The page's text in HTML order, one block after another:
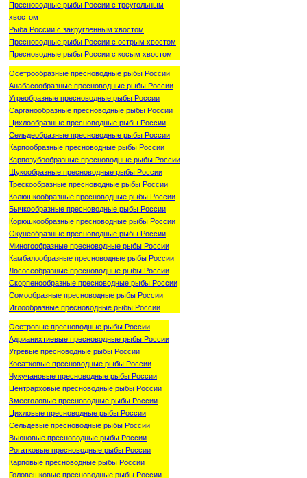
Пресноводные рыбы России с треугольным
хвостом
Рыба России с закруглённым хвостом
Пресноводные рыбы России с острым хвостом
Пресноводные рыбы России с косым хвостом
Осётрообразные пресноводные рыбы России
Анабасообразные пресноводные рыбы России
Угреобразные пресноводные рыбы России
Сарганообразные пресноводные рыбы России
Цихлообразные пресноводные рыбы России
Сельдеобразные пресноводные рыбы России
Карпообразные пресноводные рыбы России
Карпозубообразные пресноводные рыбы России
Щукообразные пресноводные рыбы России
Трескообразные пресноводные рыбы России
Колюшкообразные пресноводные рыбы России
Бычкообразные пресноводные рыбы России
Корюшкообразные пресноводные рыбы России
Окунеобразные пресноводные рыбы России
Миногообразные пресноводные рыбы России
Камбалообразные пресноводные рыбы России
Лососеобразные пресноводные рыбы России
Скорпенообразные пресноводные рыбы России
Сомообразные пресноводные рыбы России
Иглообразные пресноводные рыбы России
Осетровые пресноводные рыбы России
Адрианихтиевые пресноводные рыбы России
Угревые пресноводные рыбы России
Косатковые пресноводные рыбы России
Чукучановые пресноводные рыбы России
Центрарховые пресноводные рыбы России
Змееголовые пресноводные рыбы России
Цихловые пресноводные рыбы России
Сельдевые пресноводные рыбы России
Вьюновые пресноводные рыбы России
Рогатковые пресноводные рыбы России
Карповые пресноводные рыбы России
Головешковые пресноводные рыбы России